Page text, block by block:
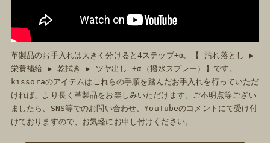
革製品のお手入れは大きく分けると4ステップ+α。【 汚れ落とし ▶︎
栄養補給 ▶︎ 乾拭き ▶︎ ツヤ出し +α（撥水スプレー）】です。
kissoraのアイテムはこれらの手順を踏んだお手入れを行っていただ
ければ、より長く革製品をお楽しみいただけます。ご不明点等ござい
ましたら、SNS等でのお問い合わせ、YouTubeのコメントにて受け付
けておりますので、お気軽にお申し付けください。